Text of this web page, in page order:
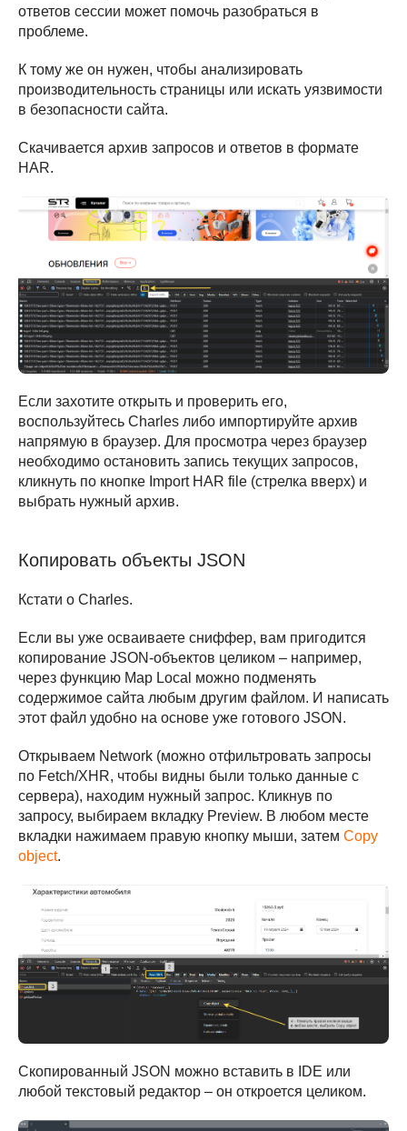
ответов сессии может помочь разобраться в
проблеме.
К тому же он нужен, чтобы анализировать
производительность страницы или искать уязвимости
в безопасности сайта.
Скачивается архив запросов и ответов в формате
HAR.
Если захотите открыть и проверить его,
воспользуйтесь Charles либо импортируйте архив
напрямую в браузер. Для просмотра через браузер
необходимо остановить запись текущих запросов,
кликнуть по кнопке Import HAR file (стрелка вверх) и
выбрать нужный архив.
Копировать объекты JSON
Кстати о Charles.
Если вы уже осваиваете сниффер, вам пригодится
копирование JSON-объектов целиком – например,
через функцию Map Local можно подменять
содержимое сайта любым другим файлом. И написать
этот файл удобно на основе уже готового JSON.
Открываем Network (можно отфильтровать запросы
по Fetch/XHR, чтобы видны были только данные с
сервера), находим нужный запрос. Кликнув по
запросу, выбираем вкладку Preview. В любом месте
вкладки нажимаем правую кнопку мыши, затем Copy
object.
Скопированный JSON можно вставить в IDE или
любой текстовый редактор – он откроется целиком.